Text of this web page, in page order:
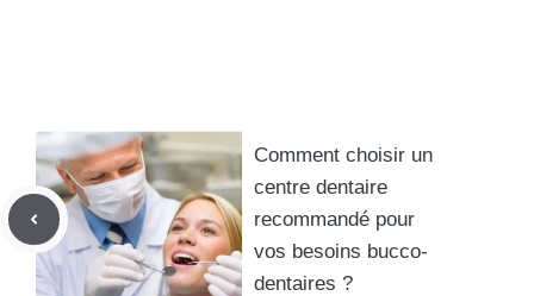
Comment choisir un
centre dentaire
recommandé pour
vos besoins bucco-
dentaires ?